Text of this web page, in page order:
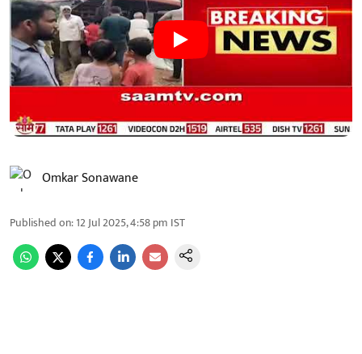
Omkar Sonawane
Published on:12 Jul 2025, 4:58 pm IST